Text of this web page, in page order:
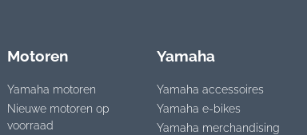
Motoren
Yamaha motoren
Nieuwe motoren op
voorraad
Yamaha
Yamaha accessoires
Yamaha e-bikes
Yamaha merchandising